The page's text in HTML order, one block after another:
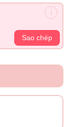
Sao chép